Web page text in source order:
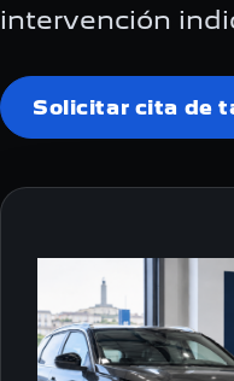
intervención
Solicitar cita de